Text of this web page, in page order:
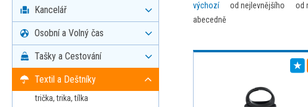
Kancelář
Osobní a Volný čas
Tašky a Cestování
Textil a Deštníky
trička, trika, tílka
výchozí od nejlevnějšího
od
abecedně